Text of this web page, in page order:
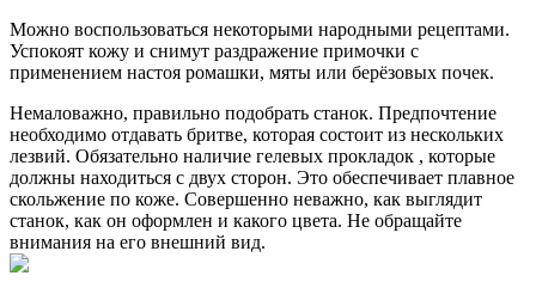
Можно воспользоваться некоторыми народными рецептами.
Успокоят кожу и снимут раздражение примочки с
применением настоя ромашки, мяты или берёзовых почек.
Немаловажно, правильно подобрать станок. Предпочтение
необходимо отдавать бритве, которая состоит из нескольких
лезвий. Обязательно наличие гелевых прокладок , которые
должны находиться с двух сторон. Это обеспечивает плавное
скольжение по коже. Совершенно неважно, как выглядит
станок, как он оформлен и какого цвета. Не обращайте
внимания на его внешний вид.